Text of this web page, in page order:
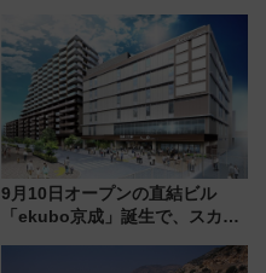
限定の歴代制服仮想試着体験も
レポート
9月10日オープンの直結ビル
「ekubo京成」誕生で、スカイ
新鎌ヶ谷はどう変わる？ 全テナ